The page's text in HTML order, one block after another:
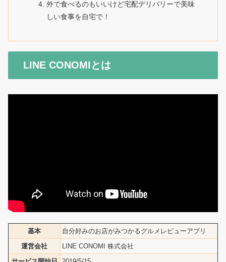
外で食べるのもいいけど宅配デリバリーで美味
しい食事を自宅で！
LINE CONOMIとは
基本
自分好みのお店がみつかるグルメレビューアプリ
運営会社
LINE CONOMI 株式会社